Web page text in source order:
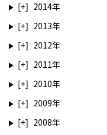
2014
2013
2012
2011
2010
2009
2008